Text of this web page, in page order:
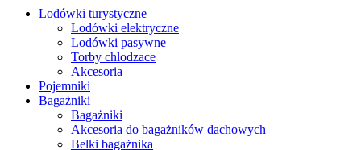
Lodówki turystyczne
Lodówki elektryczne
Lodówki pasywne
Torby chlodzace
Akcesoria
Pojemniki
Bagażniki
Bagażniki
Akcesoria do bagażników dachowych
Belki bagażnika